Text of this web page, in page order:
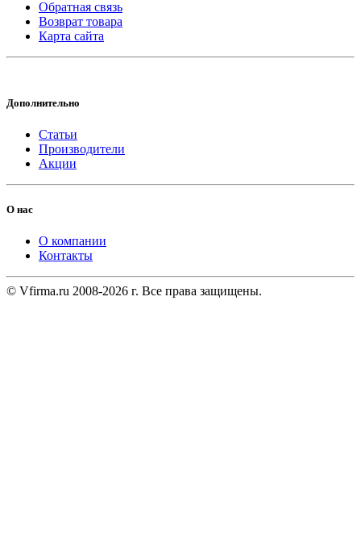
Обратная связь
Возврат товара
Карта сайта
Дополнительно
Статьи
Производители
Акции
О нас
О компании
Контакты
© Vfirma.ru 2008-2026 г. Все права защищены.